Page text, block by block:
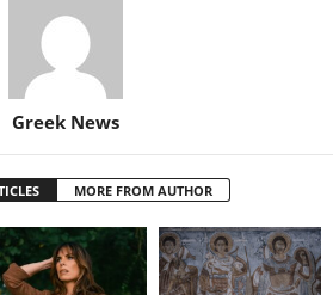
Greek News
MORE FROM AUTHOR